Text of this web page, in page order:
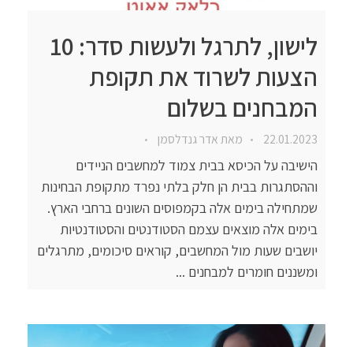
לישון, לתרגל ולעשות סדר: 10
הצעות לשרוד את תקופת
המבחנים בשלום
22.01.2023 מאתאדר גנדלסמן
הישיבה על הכיסא בבית צמוד למחשבים הניידים
וההסתגרות בבית הן חלק בלתי נפרד מתקופת הבחינות
שמתחילה בימים אלה בקמפוסים השונים ברחבי הארץ.
בימים אלה מוצאים עצמם הסטודנטים והסטודנטיות
יושבים שעות מול המחשבים, קוראים סיכומים, מתרגלים
ומשננים חומרים למבחנים ...